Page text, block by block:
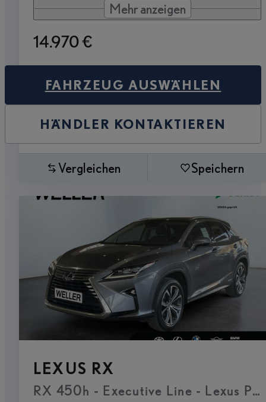
Mehr anzeigen
14.970 €
FAHRZEUG AUSWÄHLEN
HÄNDLER KONTAKTIEREN
Vergleichen Speichern
LEXUS RX
RX 450h - Executive Line - Lexus